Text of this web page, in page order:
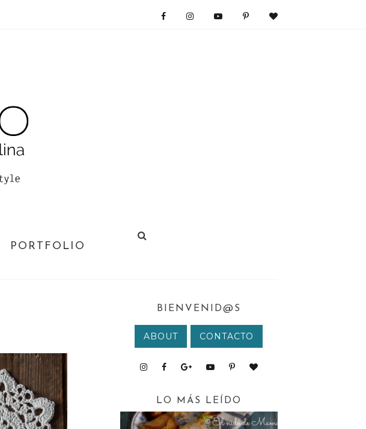
PORTFOLIO
BIENVENID@S
ABOUT CONTACTO
LO MÁS LEÍDO